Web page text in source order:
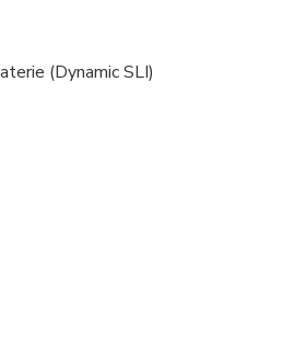
(Dynamic SLI)